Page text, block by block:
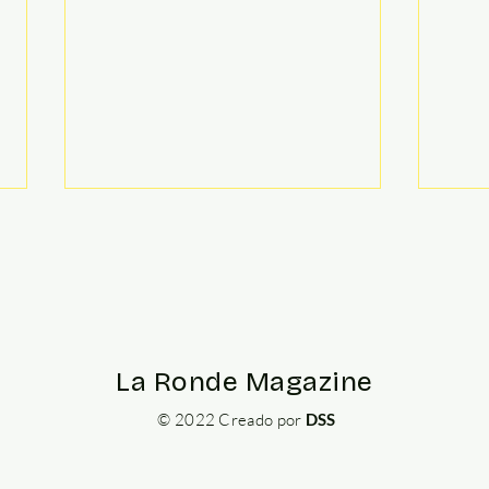
características, historia
La Ronde Magazine
© 2022 Creado por DSS